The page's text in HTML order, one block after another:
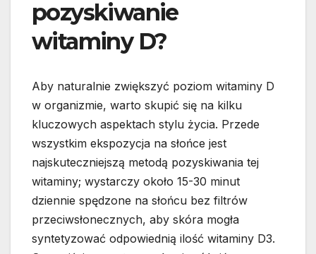
pozyskiwanie
witaminy D?
Aby naturalnie zwiększyć poziom witaminy D
w organizmie, warto skupić się na kilku
kluczowych aspektach stylu życia. Przede
wszystkim ekspozycja na słońce jest
najskuteczniejszą metodą pozyskiwania tej
witaminy; wystarczy około 15-30 minut
dziennie spędzone na słońcu bez filtrów
przeciwsłonecznych, aby skóra mogła
syntetyzować odpowiednią ilość witaminy D3.